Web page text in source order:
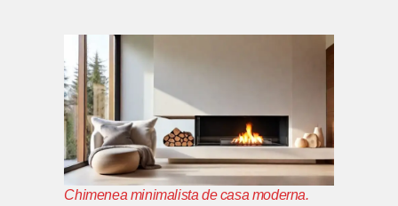
Chimenea minimalista de casa moderna.